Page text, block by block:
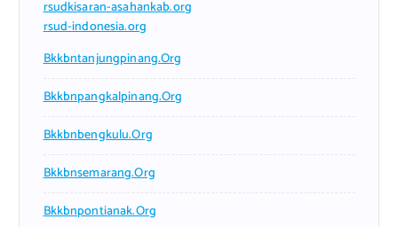
rsudkisaran-asahankab.org
rsud-indonesia.org
Bkkbntanjungpinang.org
Bkkbnpangkalpinang.org
Bkkbnbengkulu.org
Bkkbnsemarang.org
Bkkbnpontianak.org